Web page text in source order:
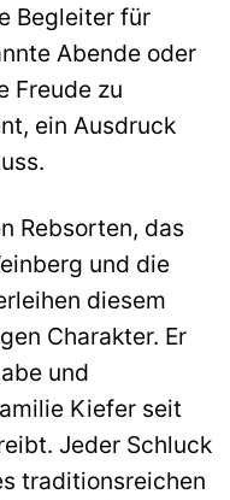
Begleiter für
Abende oder
Freude zu
ein Ausdruck
Rebsorten, das
und die
diesem
Charakter. Er
und
Kiefer seit
Jeder Schluck
traditionsreichen